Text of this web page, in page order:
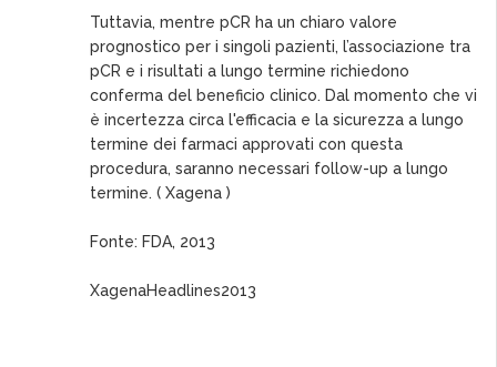
Tuttavia, mentre pCR ha un chiaro valore
prognostico per i singoli pazienti, l’associazione tra
pCR e i risultati a lungo termine richiedono
conferma del beneficio clinico. Dal momento che vi
è incertezza circa l'efficacia e la sicurezza a lungo
termine dei farmaci approvati con questa
procedura, saranno necessari follow-up a lungo
termine. ( Xagena )
Fonte: FDA, 2013
XagenaHeadlines2013